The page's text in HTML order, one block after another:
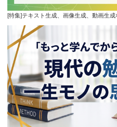
[特集]テキスト生成、画像生成、動画生